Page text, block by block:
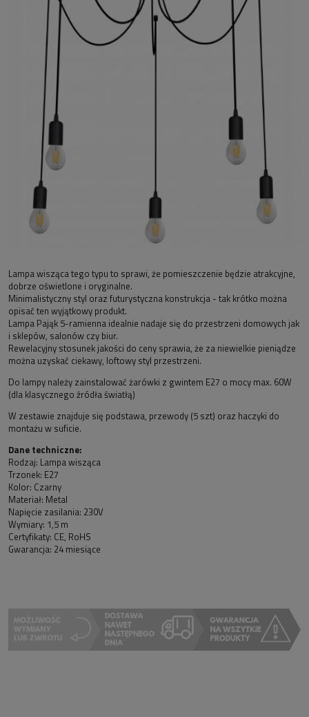
Lampa wisząca tego typu to sprawi, że pomieszczenie będzie atrakcyjne,
dobrze oświetlone i oryginalne.
Minimalistyczny styl oraz futurystyczna konstrukcja - tak krótko można
opisać ten wyjątkowy produkt.
Lampa Pająk 5-ramienna idealnie nadaje się do przestrzeni domowych jak
i sklepów, salonów czy biur.
Rewelacyjny stosunek jakości do ceny sprawia, że za niewielkie pieniądze
można uzyskać ciekawy, loftowy styl przestrzeni.
Do lampy należy zainstalować żarówki z gwintem E27 o mocy max. 60W
(dla klasycznego źródła światłą)
W zestawie znajduje się podstawa, przewody (5 szt) oraz haczyki do
montażu w suficie.
Dane techniczne:
Rodzaj: Lampa wisząca
Trzonek: E27
Kolor: Czarny
Materiał: Metal
Napięcie zasilania: 230V
Wymiary: 1,5 m
Certyfikaty: CE, RoHS
Gwarancja: 24 miesiące